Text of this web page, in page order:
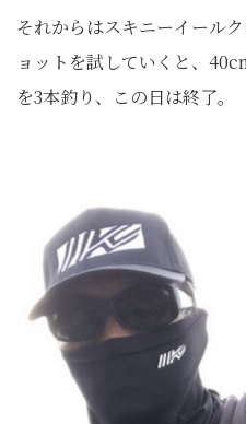
それからはスキニーイール
ョットを試していくと、
を3本釣り、この日は終了。